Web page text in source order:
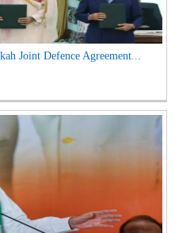
Joint Defence Agreement...